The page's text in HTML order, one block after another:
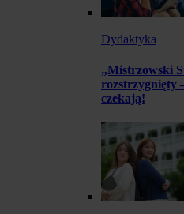
Dydaktyka
„Mistrzowski
rozstrzygnięty
czekają!